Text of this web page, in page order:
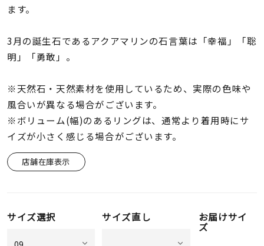
リングサイズ
～
価格 ¥0
在庫 在庫ありのみ
ます。
3月の誕生石であるアクアマリンの石言葉は「幸福」「聡
明」「勇敢」。
※天然石・天然素材を使用しているため、実際の色味や
風合いが異なる場合がございます。
※ボリューム(幅)のあるリングは、通常より着用時にサ
イズが小さく感じる場合がございます。
店舗在庫表示
サイズ選択 サイズ直し お届けサイ
ズ